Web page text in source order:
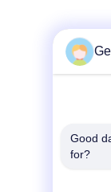
Good
for?